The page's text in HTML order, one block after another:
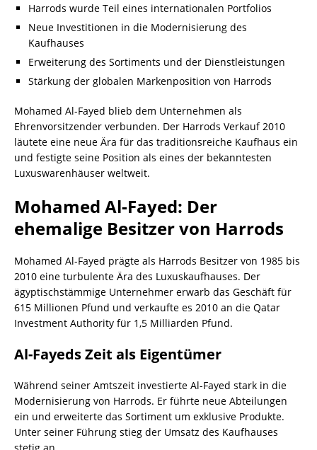
Harrods wurde Teil eines internationalen Portfolios
Neue Investitionen in die Modernisierung des
Kaufhauses
Erweiterung des Sortiments und der Dienstleistungen
Stärkung der globalen Markenposition von Harrods
Mohamed Al-Fayed blieb dem Unternehmen als
Ehrenvorsitzender verbunden. Der Harrods Verkauf 2010
läutete eine neue Ära für das traditionsreiche Kaufhaus ein
und festigte seine Position als eines der bekanntesten
Luxuswarenhäuser weltweit.
Mohamed Al-Fayed: Der
ehemalige Besitzer von Harrods
Mohamed Al-Fayed prägte als Harrods Besitzer von 1985 bis
2010 eine turbulente Ära des Luxuskaufhauses. Der
ägyptischstämmige Unternehmer erwarb das Geschäft für
615 Millionen Pfund und verkaufte es 2010 an die Qatar
Investment Authority für 1,5 Milliarden Pfund.
Al-Fayeds Zeit als Eigentümer
Während seiner Amtszeit investierte Al-Fayed stark in die
Modernisierung von Harrods. Er führte neue Abteilungen
ein und erweiterte das Sortiment um exklusive Produkte.
Unter seiner Führung stieg der Umsatz des Kaufhauses